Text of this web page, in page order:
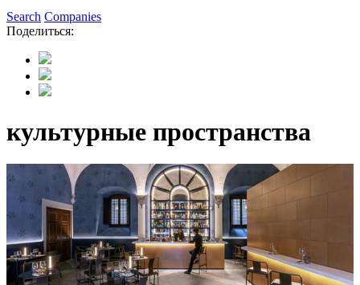
Search Companies
Поделиться:
культурные пространства